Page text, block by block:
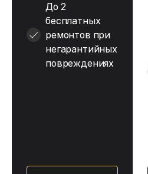
До 2
бесплатных
ремонтов при
негарантийных
повреждениях